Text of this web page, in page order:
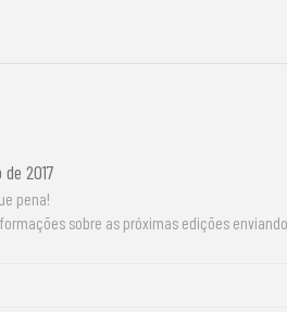
2017
pena!
sobre as próximas edições